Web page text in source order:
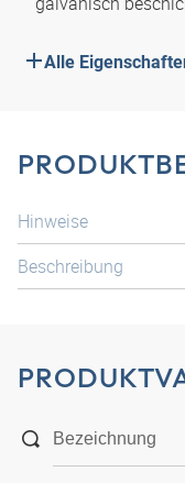
Alle
Hinweise
Beschreibung